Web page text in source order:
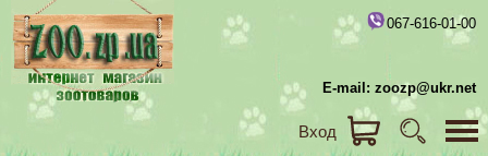
067-616-01-00
E-mail: zoozp@ukr.net
Вход